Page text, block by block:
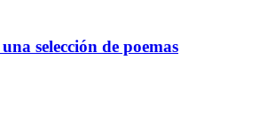
selección de poemas